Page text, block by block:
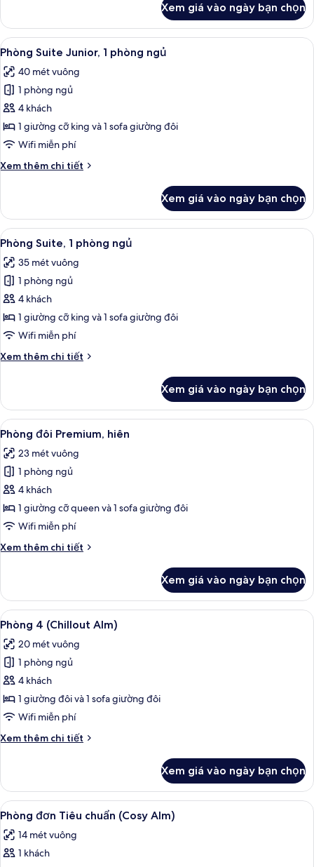
Phòng
đôi
Deluxe
(Relax
Alm)
Xem giá vào ngày bạn chọn
Xem
tất
cả
ảnh
Phòng
Suite
Junior,
phòng
Phòng Suite Junior, 1 phòng ngủ |
19
Phòng Suite Junior, 1 phòng ngủ
40 mét vuông
1 phòng ngủ
4 khách
1 giường cỡ king và 1 sofa giường đôi
Wifi miễn phí
Xem thêm chi tiết
Chi
Phòng
Suite
Junior,
phòng
ngủ
Xem giá vào ngày bạn chọn
Xem
tất
cả
ảnh
Phòng
Suite,
1
ngủ
Phòng Suite, 1 phòng ngủ | Két bảo
12
Phòng Suite, 1 phòng ngủ
35 mét vuông
1 phòng ngủ
4 khách
1 giường cỡ king và 1 sofa giường đôi
Wifi miễn phí
Xem thêm chi tiết
Chi
Phòng
Suite,
1
phòng
ngủ
Xem giá vào ngày bạn chọn
Xem
tất
cả
ảnh
Phòng
đôi
Premium,
Phòng đôi Premium, hiên | Két bảo
9
Phòng đôi Premium, hiên
23 mét vuông
1 phòng ngủ
4 khách
1 giường cỡ queen và 1 sofa giường đôi
Wifi miễn phí
Xem thêm chi tiết
Chi
Phòng
đôi
Premium,
Xem giá vào ngày bạn chọn
Xem
tất
cả
ảnh
Phòng
4
(Chillout
Két bảo mật tại phòng, bàn, màn/
10
Phòng 4 (Chillout Alm)
20 mét vuông
1 phòng ngủ
4 khách
1 giường đôi và 1 sofa giường đôi
Wifi miễn phí
Xem thêm chi tiết
Chi
Phòng
4
(Chillout
Xem giá vào ngày bạn chọn
Xem
tất
cả
ảnh
Két bảo mật tại phòng, bàn, màn/
12
Phòng đơn Tiêu chuẩn (Cosy Alm)
14 mét vuông
1 khách